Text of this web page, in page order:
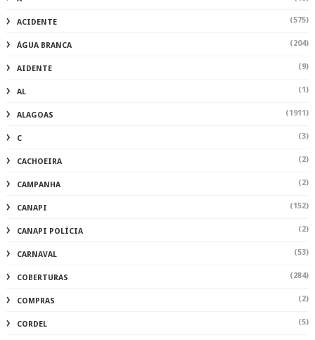
ACIDENTE (575)
ÁGUA BRANCA (204)
AIDENTE (9)
AL (1)
ALAGOAS (1911)
C (3)
CACHOEIRA (2)
CAMPANHA (2)
CANAPI (152)
CANAPI POLÍCIA (2)
CARNAVAL (53)
COBERTURAS (284)
COMPRAS (2)
CORDEL (5)